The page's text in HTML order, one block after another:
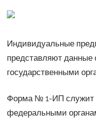
Индивидуальные
представляют данные
государственными
Форма № 1-ИП служит
федеральными